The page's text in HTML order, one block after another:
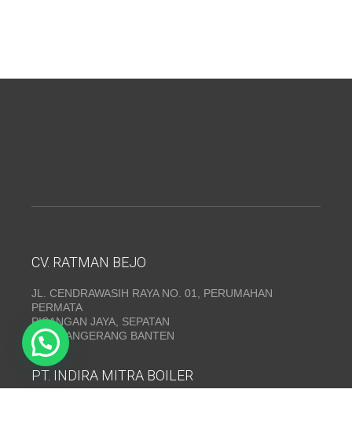
CV. RATMAN BEJO
JL. CENDRAWASIH RAYA NO. 01, PERUMAHAN
PERMATA
PISANGAN JAYA, SEPATAN
KAB. TANGERANG BANTEN
PT. INDIRA MITRA BOILER